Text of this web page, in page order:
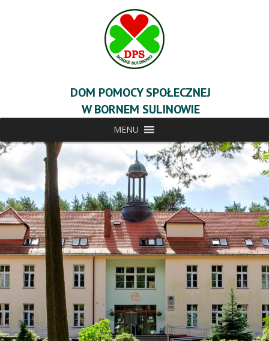
DOM POMOCY SPOŁECZNEJ
W BORNEM SULINOWIE
MENU